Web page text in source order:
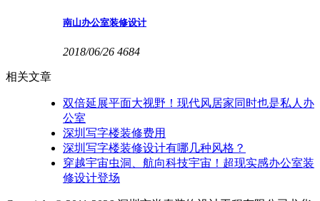
南山办公室装修设计
2018/06/26 4684
相关文章
双倍延展平面大视野！现代风居家同时也是私人办
公室
深圳写字楼装修费用
​深圳写字楼装修设计有哪几种风格？
穿越宇宙虫洞、航向科技宇宙！超现实感办公室装
修设计登场